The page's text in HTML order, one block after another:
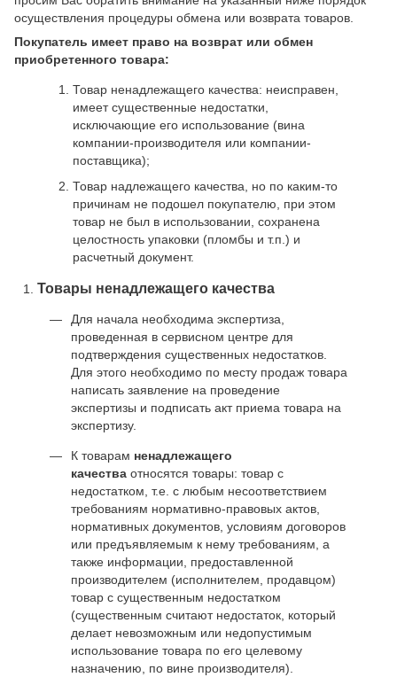
осуществления процедуры обмена или возврата товаров.
Покупатель имеет право на возврат или обмен
приобретенного товара:
Товар ненадлежащего качества: неисправен,
имеет существенные недостатки,
исключающие его использование (вина
компании-производителя или компании-
поставщика);
Товар надлежащего качества, но по каким-то
причинам не подошел покупателю, при этом
товар не был в использовании, сохранена
целостность упаковки (пломбы и т.п.) и
расчетный документ.
Товары ненадлежащего качества
Для начала необходима экспертиза,
проведенная в сервисном центре для
подтверждения существенных недостатков.
Для этого необходимо по месту продаж товара
написать заявление на проведение
экспертизы и подписать акт приема товара на
экспертизу.
К товарам ненадлежащего
качества относятся товары: товар с
недостатком, т.е. с любым несоответствием
требованиям нормативно-правовых актов,
нормативных документов, условиям договоров
или предъявляемым к нему требованиям, а
также информации, предоставленной
производителем (исполнителем, продавцом)
товар с существенным недостатком
(существенным считают недостаток, который
делает невозможным или недопустимым
использование товара по его целевому
назначению, по вине производителя).